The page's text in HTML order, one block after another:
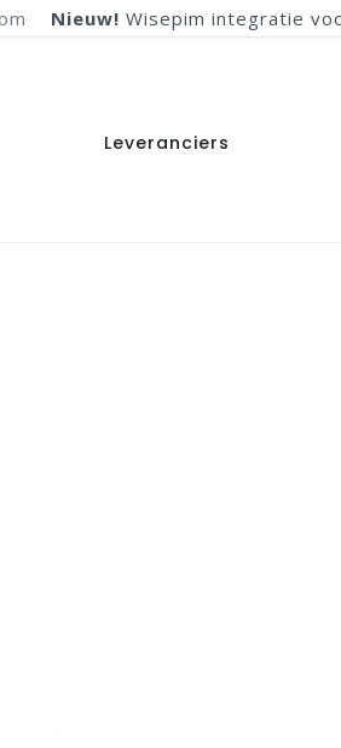
Nieuw! Wisepim integratie
Leveranciers